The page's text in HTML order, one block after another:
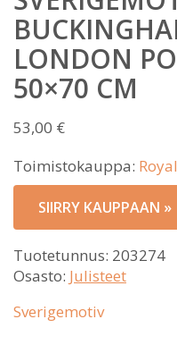
LONDON
50×70 CM
53,00 €
Toimistokauppa:
SIIRRY KAUPPAAN »
Tuotetunnus: 203274
Osasto: Julisteet
Sverigemotiv